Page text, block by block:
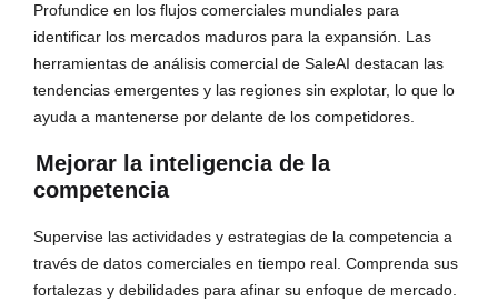
Profundice en los flujos comerciales mundiales para
identificar los mercados maduros para la expansión. Las
herramientas de análisis comercial de SaleAI destacan las
tendencias emergentes y las regiones sin explotar, lo que lo
ayuda a mantenerse por delante de los competidores.
Mejorar la inteligencia de la
competencia
Supervise las actividades y estrategias de la competencia a
través de datos comerciales en tiempo real. Comprenda sus
fortalezas y debilidades para afinar su enfoque de mercado.